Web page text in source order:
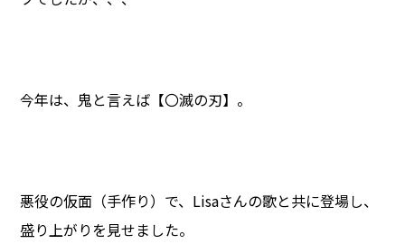
今年は、鬼と言えば【〇滅の刃】。
悪役の仮面（手作り）で、Lisaさんの歌と共に登場し、
盛り上がりを見せました。